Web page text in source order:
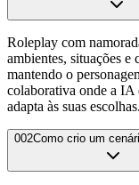
Roleplay com
ambientes, situações
mantendo o
colaborativa onde a IA
adapta às suas escolhas.
002Como crio um